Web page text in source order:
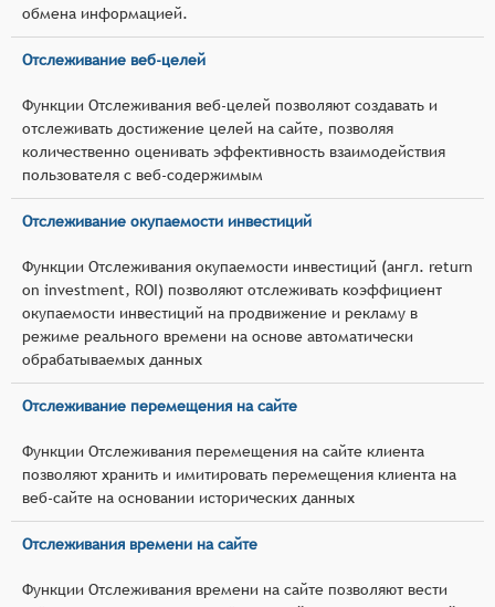
обмена информацией.
Отслеживание веб-целей
Функции Отслеживания веб-целей позволяют создавать и
отслеживать достижение целей на сайте, позволяя
количественно оценивать эффективность взаимодействия
пользователя с веб-содержимым
Отслеживание окупаемости инвестиций
Функции Отслеживания окупаемости инвестиций (англ. return
on investment, ROI) позволяют отслеживать коэффициент
окупаемости инвестиций на продвижение и рекламу в
режиме реального времени на основе автоматически
обрабатываемых данных
Отслеживание перемещения на сайте
Функции Отслеживания перемещения на сайте клиента
позволяют хранить и имитировать перемещения клиента на
веб-сайте на основании исторических данных
Отслеживания времени на сайте
Функции Отслеживания времени на сайте позволяют вести